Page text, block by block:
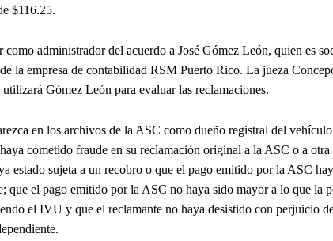
$116.25.
como administrador del acuerdo a José Gómez León, quien es
la empresa de contabilidad RSM Puerto Rico. La jueza
Gómez León para evaluar las reclamaciones.
en los archivos de la ASC como dueño registral del
cometido fraude en su reclamación original a la ASC o a otra
estado sujeta a un recobro o que el pago emitido por la ASC
que el pago emitido por la ASC no haya sido mayor a lo que la
el IVU y que el reclamante no haya desistido con perjuicio